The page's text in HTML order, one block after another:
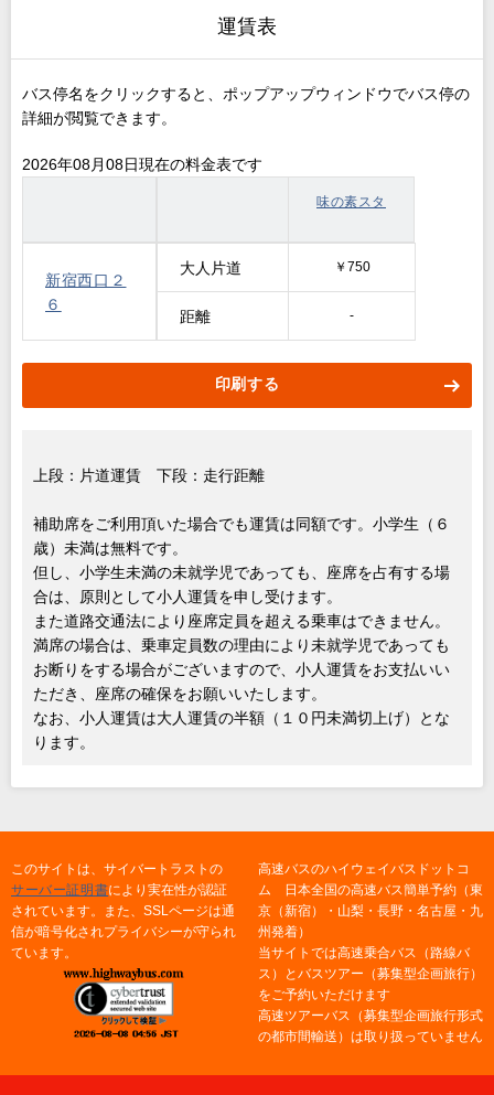
運賃表
バス停名をクリックすると、ポップアップウィンドウでバス停の
詳細が閲覧できます。
2026年08月08日現在の料金表です
味の素スタ
新宿西口２
６
大人片道
距離
￥750
-
印刷する
上段：片道運賃 下段：走行距離
補助席をご利用頂いた場合でも運賃は同額です。小学生（６
歳）未満は無料です。
但し、小学生未満の未就学児であっても、座席を占有する場
合は、原則として小人運賃を申し受けます。
また道路交通法により座席定員を超える乗車はできません。
満席の場合は、乗車定員数の理由により未就学児であっても
お断りをする場合がございますので、小人運賃をお支払いい
ただき、座席の確保をお願いいたします。
なお、小人運賃は大人運賃の半額（１０円未満切上げ）とな
ります。
このサイトは、サイバートラストの
サーバー証明書により実在性が認証
されています。また、SSLページは通
信が暗号化されプライバシーが守られ
ています。
高速バスのハイウェイバスドットコ
ム 日本全国の高速バス簡単予約（東
京（新宿）・山梨・長野・名古屋・九
州発着）
当サイトでは高速乗合バス（路線バ
ス）とバスツアー（募集型企画旅行）
をご予約いただけます
高速ツアーバス（募集型企画旅行形式
の都市間輸送）は取り扱っていません